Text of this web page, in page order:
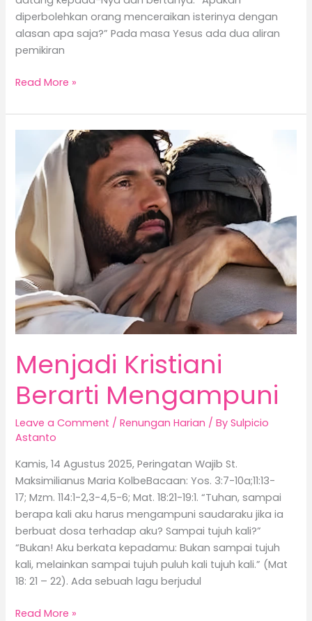
diperbolehkan orang menceraikan isterinya dengan
alasan apa saja?” Pada masa Yesus ada dua aliran
pemikiran
Read More »
Menjadi Kristiani
Berarti Mengampuni
Leave a Comment /Renungan Harian / BySulpicio
Astanto
Kamis, 14 Agustus 2025, Peringatan Wajib St.
Maksimilianus Maria KolbeBacaan: Yos. 3:7-10a;11:13-
17; Mzm. 114:1-2,3-4,5-6; Mat. 18:21-19:1. “Tuhan, sampai
berapa kali aku harus mengampuni saudaraku jika ia
berbuat dosa terhadap aku? Sampai tujuh kali?”
“Bukan! Aku berkata kepadamu: Bukan sampai tujuh
kali, melainkan sampai tujuh puluh kali tujuh kali.” (Mat
18: 21 – 22). Ada sebuah lagu berjudul
Kristiani
Berarti
Mengampuni
Read More »